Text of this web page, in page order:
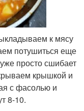
к мясу
потушиться еще
просто сшибает
крышкой и
с фасолью и
8-10.